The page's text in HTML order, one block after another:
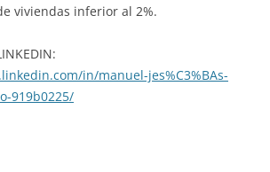
viviendas inferior al 2%.
in/manuel-jes%C3%BAs-
919b0225/